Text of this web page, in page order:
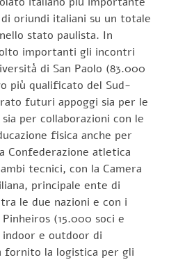
oriundi italiani su un totale
stato paulista. In
importanti gli incontri
di San Paolo (83.000
più qualificato del Sud-
futuri appoggi sia per le
per collaborazioni con le
fisica anche per
Confederazione atletica
tecnici, con la Camera
principale ente di
le due nazioni e con i
(15.000 soci e
e outdoor di
fornito la logistica per gli